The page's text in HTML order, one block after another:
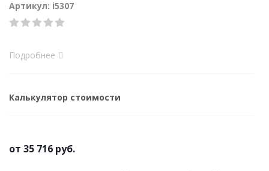
Артикул: i5307
Подробнее
Калькулятор стоимости
от 35 716 руб.